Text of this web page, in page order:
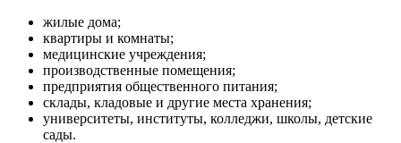
жилые дома;
квартиры и комнаты;
медицинские учреждения;
производственные помещения;
предприятия общественного питания;
склады, кладовые и другие места хранения;
университеты, институты, колледжи, школы, детские
сады.